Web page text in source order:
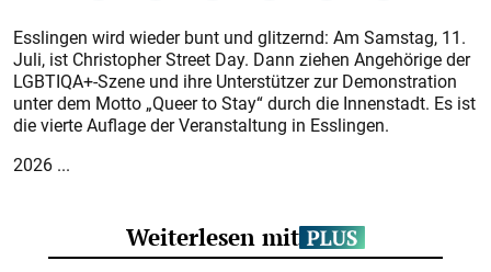
Esslingen wird wieder bunt und glitzernd: Am Samstag, 11.
Juli, ist Christopher Street Day. Dann ziehen Angehörige der
LGBTIQA+-Szene und ihre Unterstützer zur Demonstration
unter dem Motto „Queer to Stay“ durch die Innenstadt. Es ist
die vierte Auflage der Veranstaltung in Esslingen.
2026 ...